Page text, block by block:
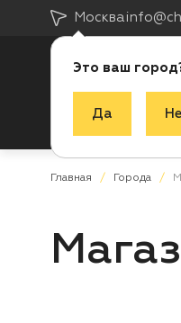
Москва
Это ваш
Да
Каталог
Главная Города